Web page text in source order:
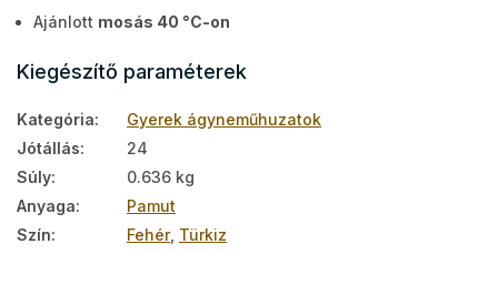
Ajánlott mosás 40 °C-on
Kiegészítő paraméterek
Kategória:
Gyerek ágyneműhuzatok
Jótállás:
24
Súly:
0.636 kg
Anyaga:
Pamut
Szín: Fehér, Türkiz